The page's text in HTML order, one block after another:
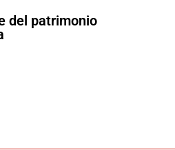
del patrimonio